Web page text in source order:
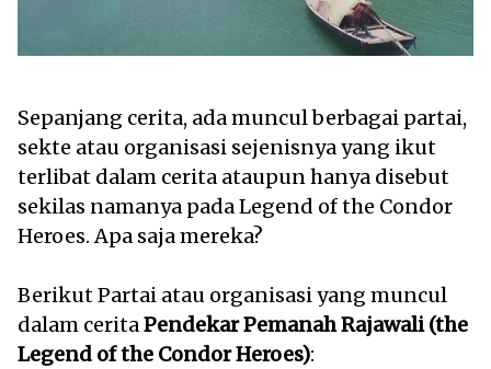
Sepanjang cerita, ada muncul berbagai partai,
sekte atau organisasi sejenisnya yang ikut
terlibat dalam cerita ataupun hanya disebut
sekilas namanya pada Legend of the Condor
Heroes. Apa saja mereka?
Berikut Partai atau organisasi yang muncul
dalam ceritaPendekar Pemanah Rajawali (the
Legend of the Condor Heroes):